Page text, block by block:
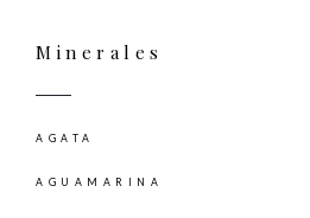
Minerales
AGATA
AGUAMARINA